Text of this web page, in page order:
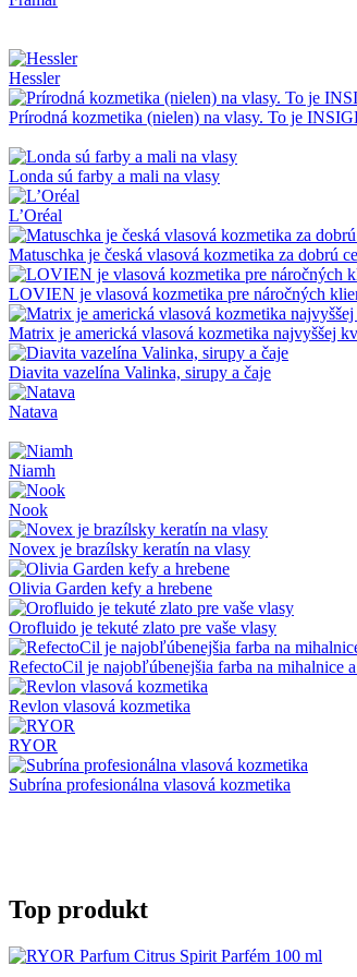
Hessler
Prírodná kozmetika (nielen) na vlasy. To je
Londa sú farby a mali na vlasy
L’Oréal
Matuschka je česká vlasová kozmetika za dobrú
LOVIEN je vlasová kozmetika pre náročných
Matrix je americká vlasová kozmetika najvyššej
Diavita vazelína Valinka, sirupy a čaje
Natava
Niamh
Nook
Novex je brazílsky keratín na vlasy
Olivia Garden kefy a hrebene
Orofluido je tekuté zlato pre vaše vlasy
RefectoCil je najobľúbenejšia farba na mihalnice
Revlon vlasová kozmetika
RYOR
Subrína profesionálna vlasová kozmetika
Top produkt